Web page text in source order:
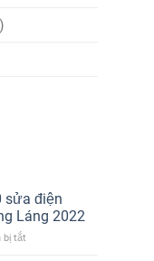
sửa điện
Láng 2022
bị tắt